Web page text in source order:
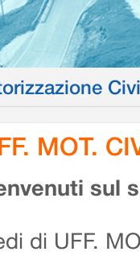
MOT.
sul
di UFF.